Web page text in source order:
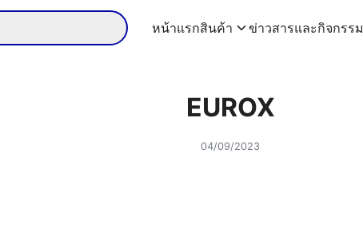
หน้าแรกสินค้า ข่าวสารและกิจกรรม
EUROX
04/09/2023